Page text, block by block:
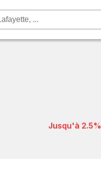
jusqu'à 2.5%